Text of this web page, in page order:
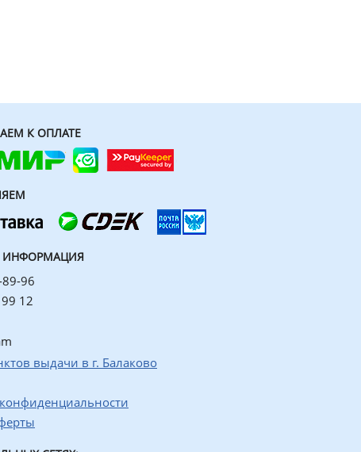
К ОПЛАТЕ
ИНФОРМАЦИЯ
96
12
выдачи в г. Балаково